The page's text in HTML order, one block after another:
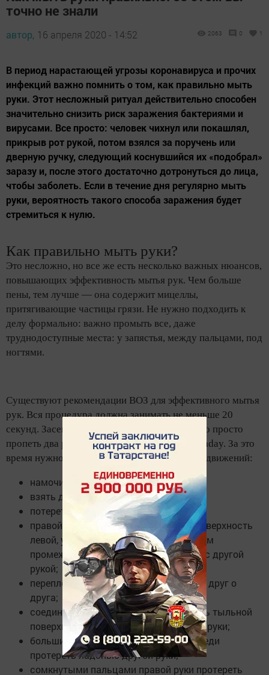
точно не знали
автор, 16 апреля 2020 - 14:52 2063 0 1
В период нарастающей угрозы коронавируса и прочих
инфекций важно помнить о том, как правильно мыть
руки. Этот несложный ритуал действительно способен
значительно снизить риск заражения бактериями и
вирусами. Все просто: человек чихнул или покашлял,
прикрыв рот рукой, потом взялся за поручень или
дверную ручку, следующий коснувшийся их «подобрал»
заразу и, после этого достаточно дотронуться до лица,
чтобы заболеть. Если в течение дня регулярно мыть
руки, вероятность такого способа заражения будет
стремиться к нулю.
Как правильно мыть руки?
Это несложно, но все же есть несколько важных нюансов,
повышающих эффективность мытья рук. Чем больше
пены, тем лучше — она содержит мицеллы,
притягивающие частицы грязи. Не нужно подходить к
делу формально: важно промыть все, даже
труднодоступные места: у запястья, между пальцами, под
ногтями.
Существуют рекомендации ВОЗ для эффективного мытья
рук. Вся процедура должна занимать не меньше 20
секунд. Засекать время необязательно, можно просто
пропеть два раза «поздравлялку» Happy Birthday. За это
время нужно последовательно совершить 11 движений:
намочить руки водой;
взять достаточное количество мыла;
потереть ладони друг о друга;
правой ладонью потереть тыльную поверхность
левой, уделяя внимание межпальцевым
промежуткам, то же самое проделать с другой
рукой;
переплести пальцы и потереть ладони друг о
друга;
соединить пальцы в замок и растереть тыльной
поверхностью пальцев ладонь другой руки;
большие пальцы каждой руки по очереди
протереть ладонью другой руки;
сомкнутыми пальцами правой руки протереть